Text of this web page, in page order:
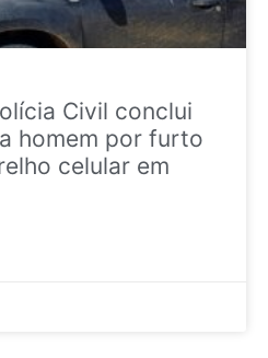
Civil conclui
homem por furto
celular em